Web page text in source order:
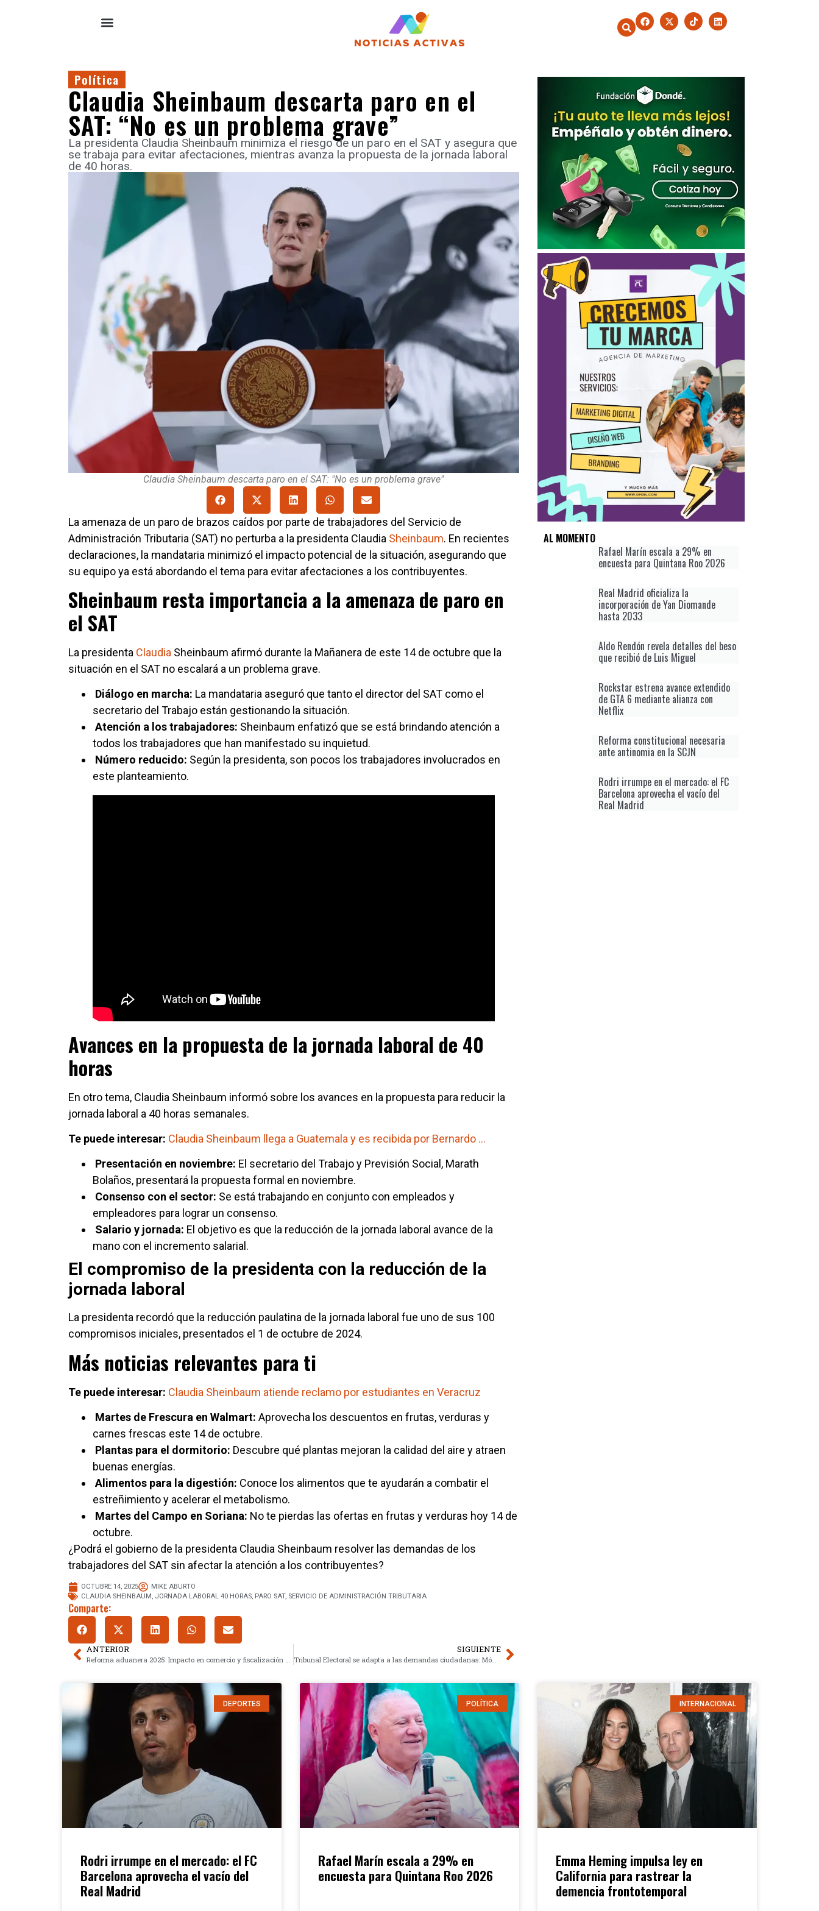
Política
Claudia Sheinbaum descarta paro en el
SAT: “No es un problema grave”
La presidenta Claudia Sheinbaum minimiza el riesgo de un paro en el SAT y asegura que
se trabaja para evitar afectaciones, mientras avanza la propuesta de la jornada laboral
de 40 horas.
Claudia Sheinbaum descarta paro en el SAT: "No es un problema grave"
La amenaza de un paro de brazos caídos por parte de trabajadores del Servicio de
Administración Tributaria (SAT) no perturba a la presidenta Claudia Sheinbaum. En recientes
declaraciones, la mandataria minimizó el impacto potencial de la situación, asegurando que
su equipo ya está abordando el tema para evitar afectaciones a los contribuyentes.
Sheinbaum resta importancia a la amenaza de paro en
el SAT
La presidenta Claudia Sheinbaum afirmó durante la Mañanera de este 14 de octubre que la
situación en el SAT no escalará a un problema grave.
Diálogo en marcha: La mandataria aseguró que tanto el director del SAT como el
secretario del Trabajo están gestionando la situación.
Atención a los trabajadores: Sheinbaum enfatizó que se está brindando atención a
todos los trabajadores que han manifestado su inquietud.
Número reducido: Según la presidenta, son pocos los trabajadores involucrados en
este planteamiento.
Avances en la propuesta de la jornada laboral de 40
horas
En otro tema, Claudia Sheinbaum informó sobre los avances en la propuesta para reducir la
jornada laboral a 40 horas semanales.
Te puede interesar: Claudia Sheinbaum llega a Guatemala y es recibida por Bernardo …
Presentación en noviembre: El secretario del Trabajo y Previsión Social, Marath
Bolaños, presentará la propuesta formal en noviembre.
Consenso con el sector: Se está trabajando en conjunto con empleados y
empleadores para lograr un consenso.
Salario y jornada: El objetivo es que la reducción de la jornada laboral avance de la
mano con el incremento salarial.
El compromiso de la presidenta con la reducción de la
jornada laboral
La presidenta recordó que la reducción paulatina de la jornada laboral fue uno de sus 100
compromisos iniciales, presentados el 1 de octubre de 2024.
Más noticias relevantes para ti
Te puede interesar: Claudia Sheinbaum atiende reclamo por estudiantes en Veracruz
Martes de Frescura en Walmart: Aprovecha los descuentos en frutas, verduras y
carnes frescas este 14 de octubre.
Plantas para el dormitorio: Descubre qué plantas mejoran la calidad del aire y atraen
buenas energías.
Alimentos para la digestión: Conoce los alimentos que te ayudarán a combatir el
estreñimiento y acelerar el metabolismo.
Martes del Campo en Soriana: No te pierdas las ofertas en frutas y verduras hoy 14 de
octubre.
¿Podrá el gobierno de la presidenta Claudia Sheinbaum resolver las demandas de los
trabajadores del SAT sin afectar la atención a los contribuyentes?
OCTUBRE 14, 2025
MIKE ABURTO
CLAUDIA SHEINBAUM , JORNADA LABORAL 40 HORAS, PARO SAT, SERVICIO DE ADMINISTRACIÓN TRIBUTARIA
Comparte:
ANTERIOR
Reforma aduanera 2025: Impacto en comercio y fiscalización en México
SIGUIENTE
Tribunal Electoral se adapta a las demandas ciudadanas: Mónica Soto
AL MOMENTO
Rafael Marín escala a 29% en
encuesta para Quintana Roo 2026
Real Madrid oficializa la
incorporación de Yan Diomande
hasta 2033
Aldo Rendón revela detalles del beso
que recibió de Luis Miguel
Rockstar estrena avance extendido
de GTA 6 mediante alianza con
Netflix
Reforma constitucional necesaria
ante antinomia en la SCJN
Rodri irrumpe en el mercado: el FC
Barcelona aprovecha el vacío del
Real Madrid
DEPORTES
Rodri irrumpe en el mercado: el FC
Barcelona aprovecha el vacío del
Real Madrid
POLÍTICA
Rafael Marín escala a 29% en
encuesta para Quintana Roo 2026
INTERNACIONAL
Emma Heming impulsa ley en
California para rastrear la
demencia frontotemporal